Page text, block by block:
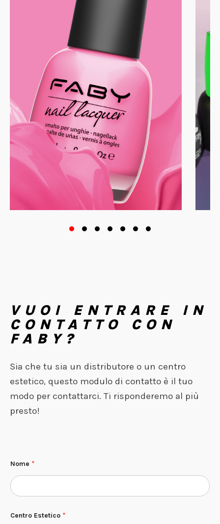
VUOI ENTRARE IN
CONTATTO CON
FABY?
Sia che tu sia un distributore o un centro
estetico, questo modulo di contatto è il tuo
modo per contattarci. Ti risponderemo al più
presto!
Nome *
Centro Estetico *